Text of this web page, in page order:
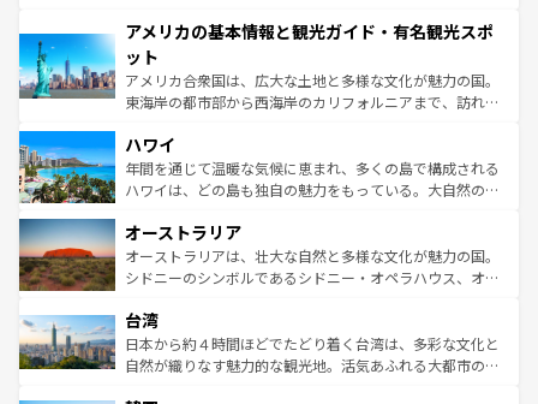
ンツ一覧を参照してほしい。
の建物がそのまま残る町や、スイスならではのユニークな
博物館もあり、アルプス観光だけでなく町歩きも満喫する
ことができる。国民の所得が高いため物価も高いが、旅行
者向けの交通パス提供のサービスもあり、うまく活用すれ
着のスイス情報は
アメリカの基本情報と観光ガイド・有名観光スポ
ット
アメリカ合衆国は、広大な土地と多様な文化が魅力の国。
東海岸の都市部から西海岸のカリフォルニアまで、訪れる
のような巨大都市は、観光、ショッピング、エンターテイ
ンメントが詰まった刺激的なスポットだ。一方、アメリカ
西部には大自然が広がり、グランドキャニオンやイエロー
部のニューオーリンズでは、音楽と美食が融合した独特の
文化が魅力。旅行者はアメリカの各地域で異なる魅力を楽
しみながら、その多様性と豊かな歴史を感じることができ
ならではの贅沢な旅のスタイルだ。 なお、新着のアメリカ
情報はコンテンツ一覧を参照してほしい。
ハワイ
年間を通じて温暖な気候に恵まれ、多くの島で構成される
ハワイは、どの島も独自の魅力をもっている。大自然の神
ワイ島は見逃せない。また、定番の観光地といえばオアフ
島だが、静かな自然を求めるならマウイ島やカウアイ島が
おすすめ。エメラルドグリーンに輝く海をはじめ、豊かな
れるおもてなしの心で訪れる人々を迎えてくれるハワイの
人々、おいしいローカルフードやハワイアンミュージッ
ク、伝統的なフラダンスなど、すべてがハワイの魅力を彩
オーストラリア
オーストラリアは、壮大な自然と多様な文化が魅力の国。
シドニーのシンボルであるシドニー・オペラハウス、オー
リアリーフや大陸中央部にそびえるウルル（エアーズロッ
ク）、タスマニアの美しい原生林やケアンズの熱帯雨林な
ど、見どころがたくさん。また、カフェやワイン、オージ
台湾
日本から約４時間ほどでたどり着く台湾は、多彩な文化と
自然が織りなす魅力的な観光地。活気あふれる大都市の台